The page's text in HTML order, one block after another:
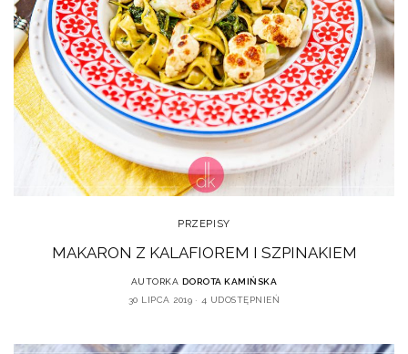
PRZEPISY
MAKARON Z KALAFIOREM I SZPINAKIEM
AUTORKA DOROTA KAMIŃSKA
30 LIPCA 2019
4 UDOSTĘPNIEŃ